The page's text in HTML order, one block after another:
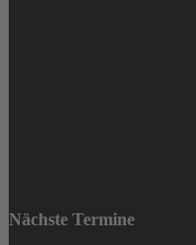
Nächste Termine